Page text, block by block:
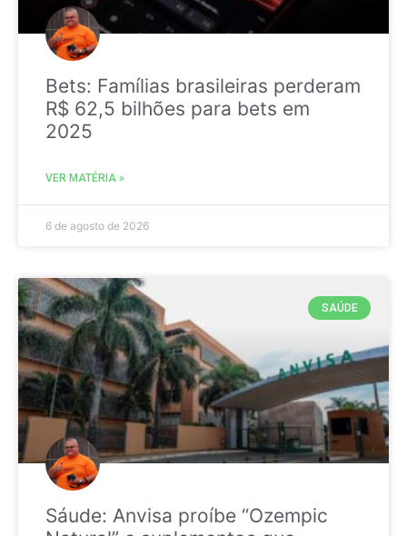
Bets: Famílias brasileiras perderam
R$ 62,5 bilhões para bets em
2025
VER MATÉRIA »
6 de agosto de 2026
SAÚDE
Sáude: Anvisa proíbe “Ozempic